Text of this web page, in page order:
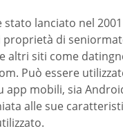
stato lanciato nel
di
altri siti come
Può essere
app mobili, sia
alle sue